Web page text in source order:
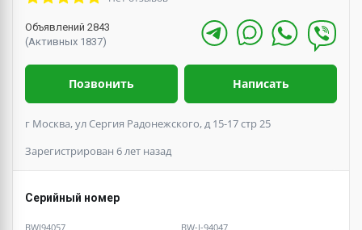
Объявлений 2843
(Активных 1837)
Позвонить Написать
г Москва, ул Сергия Радонежского, д 15-17 стр 25
Зарегистрирован 6 лет назад
Серийный номер
BWJ94057
BW-J-94047